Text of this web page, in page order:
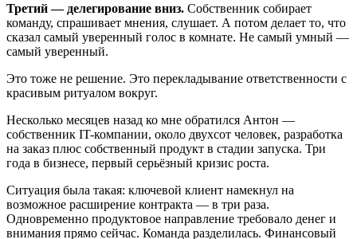
Третий — делегирование вниз. Собственник собирает
команду, спрашивает мнения, слушает. А потом делает то, что
сказал самый уверенный голос в комнате. Не самый умный —
самый уверенный.
Это тоже не решение. Это перекладывание ответственности с
красивым ритуалом вокруг.
Несколько месяцев назад ко мне обратился Антон —
собственник IT-компании, около двухсот человек, разработка
на заказ плюс собственный продукт в стадии запуска. Три
года в бизнесе, первый серьёзный кризис роста.
Ситуация была такая: ключевой клиент намекнул на
возможное расширение контракта — в три раза.
Одновременно продуктовое направление требовало денег и
внимания прямо сейчас. Команда разделилась. Финансовый